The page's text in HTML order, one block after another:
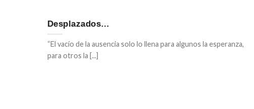
Desplazados…
“El vacío de la ausencia solo lo llena para algunos la esperanza,
para otros la [...]